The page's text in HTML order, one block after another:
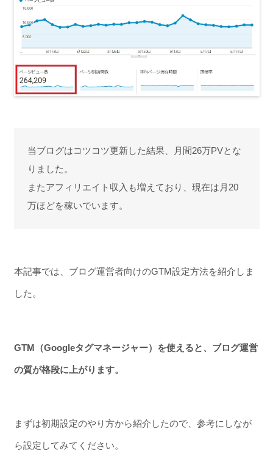
当ブログはコツコツ更新した結果、月間26万PVとな
りました。
またアフィリエイト収入も増えており、現在は月20
万ほどを稼いでいます。
本記事では、ブログ運営者向けのGTM設定方法を紹介しま
した。
GTM（Googleタグマネージャー）を使えると、ブログ運営
の質が格段に上がります。
まずは初期設定のやり方から紹介したので、参考にしなが
ら設定してみてください。